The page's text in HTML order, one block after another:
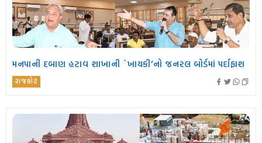
મનપાની દબાણ હટાવ શાખાની `ખાયકી’નો જનરલ બોર્ડમાં પર્દાફાશ
રાજકોટ